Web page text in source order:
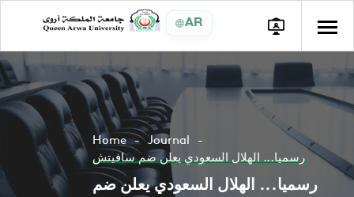
AR
Home
Journal
رسميا... الهلال السعودي يعلن ضم سافيتش
رسميا... الهلال السعودي يعلن ضم